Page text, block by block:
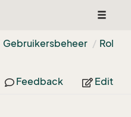
Toggle
Gebruikersbeheer
Rol
Feedback Edit